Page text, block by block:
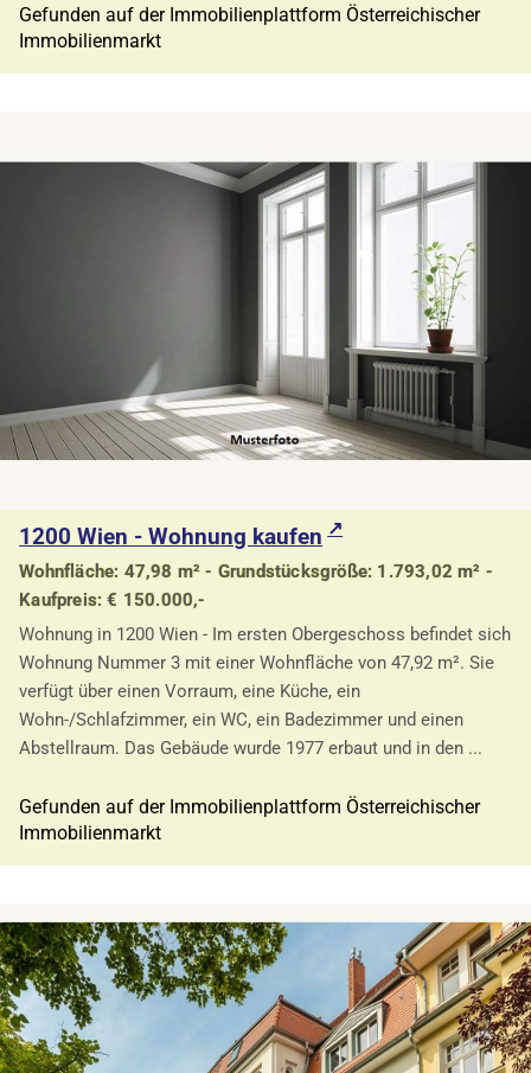
Gefunden auf der Immobilienplattform Österreichischer
Immobilienmarkt
1200 Wien - Wohnung kaufen
Wohnfläche: 47,98 m² - Grundstücksgröße: 1.793,02 m² -
Kaufpreis: € 150.000,-
Wohnung in 1200 Wien - Im ersten Obergeschoss befindet sich
Wohnung Nummer 3 mit einer Wohnfläche von 47,92 m². Sie
verfügt über einen Vorraum, eine Küche, ein
Wohn-/Schlafzimmer, ein WC, ein Badezimmer und einen
Abstellraum. Das Gebäude wurde 1977 erbaut und in den ...
Gefunden auf der Immobilienplattform Österreichischer
Immobilienmarkt